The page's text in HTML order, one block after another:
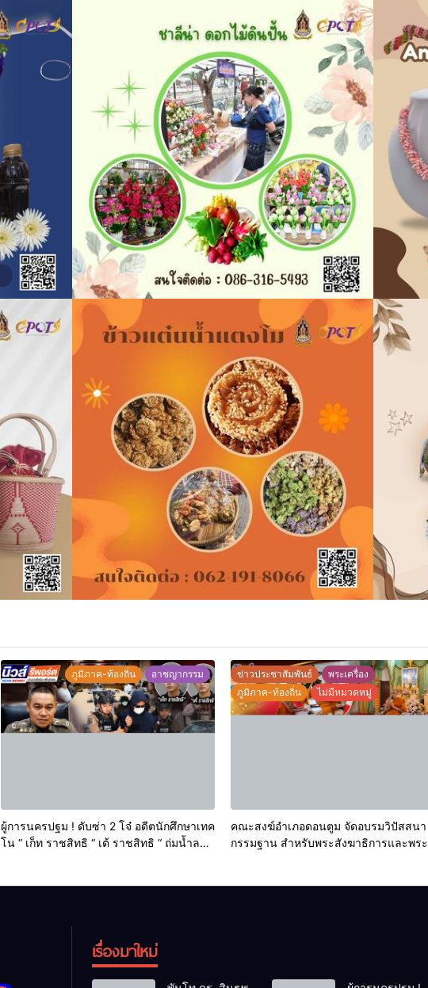
ภูมิภาค-ท้องถิ่น อาชญากรรม
ผู้การนครปฐม ! ดับซ่า 2 โจ๋ อดีตนักศึกษาเทค
โน “ เก็ท ราชสิทธิ “ เต้ ราชสิทธิ “ ถ่มน้ำลาย
ข่าวประชาสัมพันธ์
พระเครื่อง
ภูมิภาค-ท้องถิ่น
ไม่มีหมวดหมู่
คณะสงฆ์อำเภอดอนตูม จัดอบรมวิปัสสนา
กรรมฐาน สำหรับพระสังฆาธิการและพระ
เรื่องมาใหม่